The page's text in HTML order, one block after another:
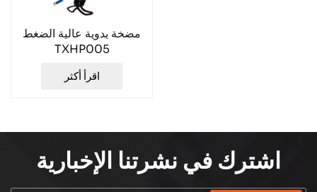
مضخة يدوية عالية الضغط
TXHP005
اقرأ أكثر
اشترك في نشرتنا الإخبارية